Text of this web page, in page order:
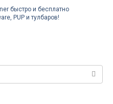
быстро и бесплатно
PUP и тулбаров!